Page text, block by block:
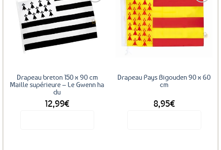
Ajouter
aux
favoris
Drapeau breton 150 x 90 cm
Maille supérieure – Le Gwenn ha
du
12,99€
Ajouter
aux
favoris
Drapeau Pays Bigouden 90 x 60
cm
8,95€